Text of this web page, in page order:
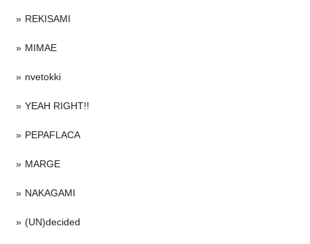
REKISAMI
MIMAE
nvetokki
YEAH RIGHT!!
PEPAFLACA
MARGE
NAKAGAMI
(UN)decided